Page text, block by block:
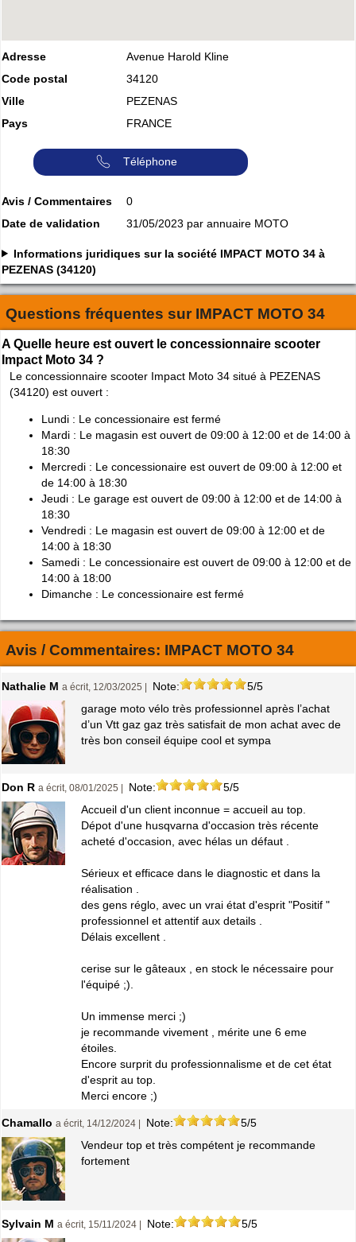
Adresse
Avenue Harold Kline
Code postal
34120
Ville
PEZENAS
Pays
FRANCE
Téléphone
Avis / Commentaires
0
Date de validation
31/05/2023 par annuaire MOTO
Informations juridiques sur la société IMPACT MOTO 34 à
PEZENAS (34120)
Questions fréquentes sur IMPACT MOTO 34
A Quelle heure est ouvert le concessionnaire scooter
Impact Moto 34 ?
Le concessionnaire scooter Impact Moto 34 situé à PEZENAS
(34120) est ouvert :
Lundi : Le concessionaire est fermé
Mardi : Le magasin est ouvert de 09:00 à 12:00 et de 14:00 à
18:30
Mercredi : Le concessionaire est ouvert de 09:00 à 12:00 et
de 14:00 à 18:30
Jeudi : Le garage est ouvert de 09:00 à 12:00 et de 14:00 à
18:30
Vendredi : Le magasin est ouvert de 09:00 à 12:00 et de
14:00 à 18:30
Samedi : Le concessionaire est ouvert de 09:00 à 12:00 et de
14:00 à 18:00
Dimanche : Le concessionaire est fermé
Avis / Commentaires: IMPACT MOTO 34
Nathalie M a écrit, 12/03/2025 | Note:
5/5
garage moto vélo très professionnel après l’achat
d’un Vtt gaz gaz très satisfait de mon achat avec de
très bon conseil équipe cool et sympa
Don R a écrit, 08/01/2025 | Note:
5/5
Accueil d'un client inconnue = accueil au top.
Dépot d'une husqvarna d'occasion très récente
acheté d'occasion, avec hélas un défaut .
Sérieux et efficace dans le diagnostic et dans la
réalisation .
des gens réglo, avec un vrai état d'esprit "Positif "
professionnel et attentif aux details .
Délais excellent .
cerise sur le gâteaux , en stock le nécessaire pour
l'équipé ;).
Un immense merci ;)
je recommande vivement , mérite une 6 eme
étoiles.
Encore surprit du professionnalisme et de cet état
d'esprit au top.
Merci encore ;)
Chamallo a écrit, 14/12/2024 | Note:
5/5
Vendeur top et très compétent je recommande
fortement
Sylvain M a écrit, 15/11/2024 | Note:
5/5